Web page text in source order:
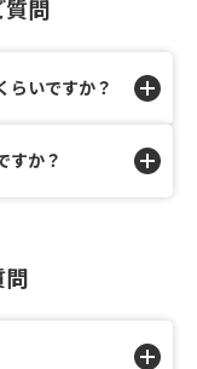
質問
らいですか？
すか？
問